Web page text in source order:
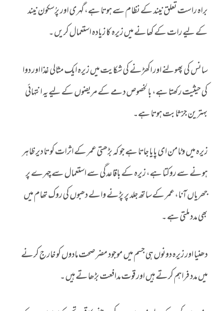
براہ راست تعلق نیند کے نظام سے ہوتا ہے، گہری اور پرُسکون نیند
کے لیے رات کے کھانے میں زیرہ کا زیادہ استعمال کریں ۔
سانس کی پھولنے اور اکھڑنے کی شکایت میں زیرہ ایک مثالی غذا اور دوا
کی حیثیت رکھتا ہے، بالخصوص دمے کے مریضوں کے لیے یہ انتہائی
بہترین جز ثابت ہوتا ہے۔
زیرہ میں وٹامن ای پایا جاتا ہے جو کہ بڑھتی عمر کے اثرات کو تا دیر ظاہر
ہونے سے روکتا ہے، زیرہ کے باقاعدگی سے استعمال سے چہرے پر
جھریاں آنا، عمر کے ساتھ جلد پر پڑنے والے دھبوں کی روک تھام میں
بھی مدد ملتی ہے ۔
دھنیا اور زیرہ دونوں ہی جسم میں موجود مضر صحت مادوں کو خارج کرنے
میں مدد فراہم کرتے ہیں اور قوت مدافعت بڑھاتے ہیں ۔